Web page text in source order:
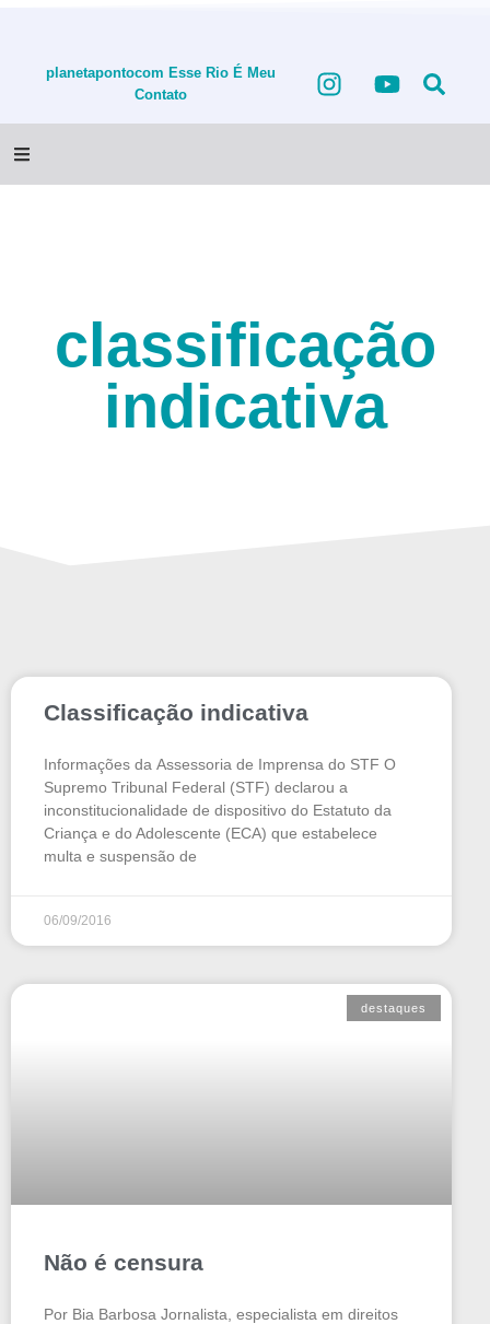
planetapontocom Esse Rio É Meu
Contato
classificação
indicativa
Classificação indicativa
Informações da Assessoria de Imprensa do STF O
Supremo Tribunal Federal (STF) declarou a
inconstitucionalidade de dispositivo do Estatuto da
Criança e do Adolescente (ECA) que estabelece
multa e suspensão de
06/09/2016
destaques
Não é censura
Por Bia Barbosa Jornalista, especialista em direitos